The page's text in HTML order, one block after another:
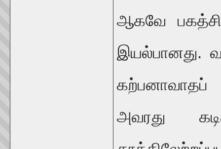
ஆகவே
இயல்பானது.
கற்பனாவாதப்
அவரது